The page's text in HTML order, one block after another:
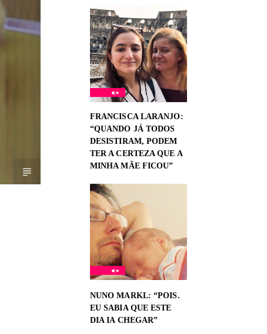
FRANCISCA LARANJO:
“QUANDO JÁ TODOS
DESISTIRAM, PODEM
TER A CERTEZA QUE A
MINHA MÃE FICOU”
NUNO MARKL: “POIS.
EU SABIA QUE ESTE
DIA IA CHEGAR”